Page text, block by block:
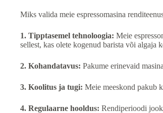
Miks valida meie espressomasina
1. Tipptasemel tehnoloogia: Meie
sellest, kas olete kogenud barista või algaja
2. Kohandatavus: Pakume erinevaid
3. Koolitus ja tugi: Meie meeskond pakub
4. Regulaarne hooldus: Rendiperioodi